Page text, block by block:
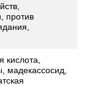
против
кислота,
мадекассосид,